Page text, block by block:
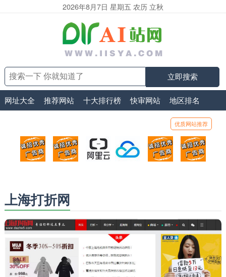
2026年8月7日 星期五 农历 立秋
立即搜索
网址大全 推荐网站 十大排行榜 快审网站 地区排名
优质网站推荐
顶部广告位1
广告位招商_广告位待售
顶部广告位2
广告位招商_广告位待售
阿里云
打折活动、99元/年
腾讯云
优惠打折，99元/年
顶部广告位5
广告位招商_
上海打折网